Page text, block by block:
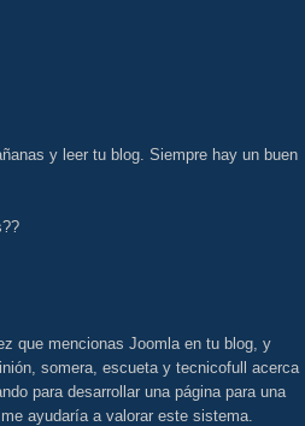
y leer tu blog. Siempre hay un buen
que mencionas Joomla en tu blog, y
somera, escueta y tecnicofull acerca
para desarrollar una página para una
ayudaría a valorar este sistema.